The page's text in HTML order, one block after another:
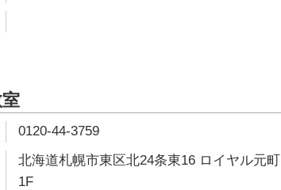
0120-44-3759
北海道札幌市東区北24条東16 ロイヤル元町
1F